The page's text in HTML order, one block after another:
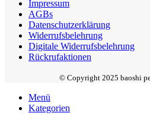
Impressum
AGBs
Datenschutzerklärung
Widerrufsbelehrung
Digitale Widerrufsbelehrung
Rückrufaktionen
© Copyright 2025 baoshi
Menü
Kategorien